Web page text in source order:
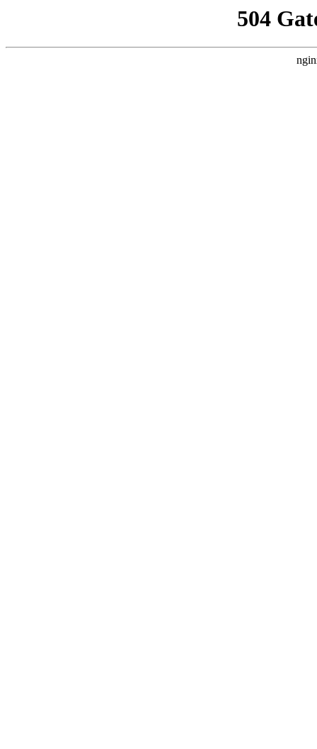
504